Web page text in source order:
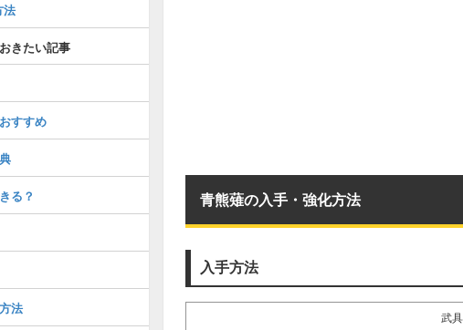
青熊薙の入手・強化方法
入手方法
武
法
きたい記事
すすめ
る？
法